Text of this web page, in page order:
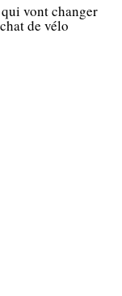
vont changer
de vélo